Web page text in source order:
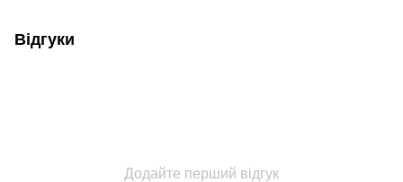
Відгуки
Додайте перший відгук